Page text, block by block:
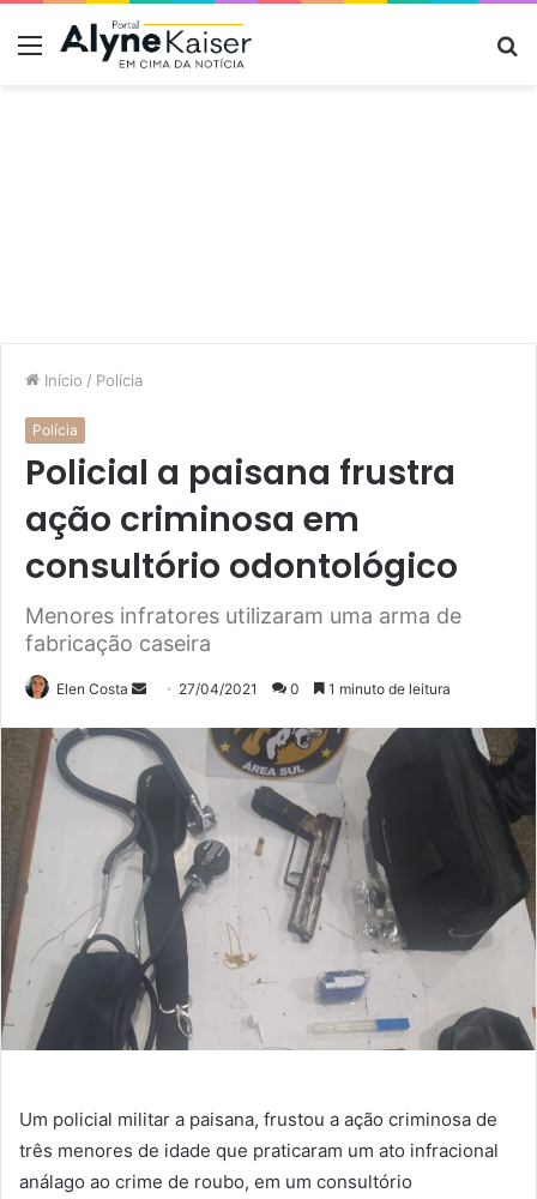
Menu
Início / Polícia
Polícia
Policial a paisana frustra
ação criminosa em
consultório odontológico
Menores infratores utilizaram uma arma de
fabricação caseira
Elen Costa
Mande
e-
mail
27/04/2021 0 1 minuto de leitura
Um policial militar a paisana, frustou a ação criminosa de
três menores de idade que praticaram um ato infracional
análago ao crime de roubo, em um consultório